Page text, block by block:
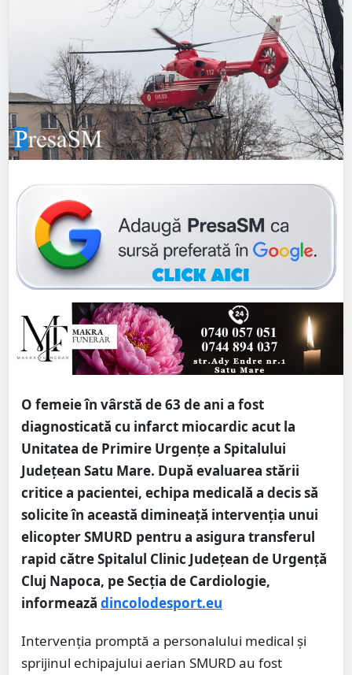
O femeie în vârstă de 63 de ani a fost
diagnosticată cu infarct miocardic acut la
Unitatea de Primire Urgențe a Spitalului
Județean Satu Mare. După evaluarea stării
critice a pacientei, echipa medicală a decis să
solicite în această dimineață intervenția unui
elicopter SMURD pentru a asigura transferul
rapid către Spitalul Clinic Județean de Urgență
Cluj Napoca, pe Secția de Cardiologie,
informează dincolodesport.eu
Intervenția promptă a personalului medical și
sprijinul echipajului aerian SMURD au fost